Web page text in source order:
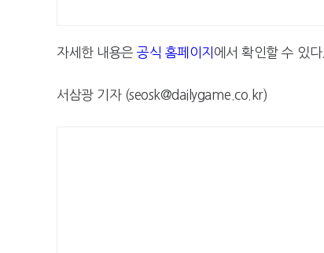
자세한 내용은 공식 홈페이지 에서 확인할 수 있다.
서삼광 기자 (seosk@dailygame.co.kr)